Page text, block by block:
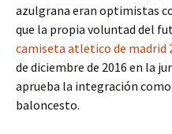
azulgrana eran optimistas
que la propia voluntad del
camiseta atletico de madrid
de diciembre de 2016 en la
aprueba la integración como
baloncesto.